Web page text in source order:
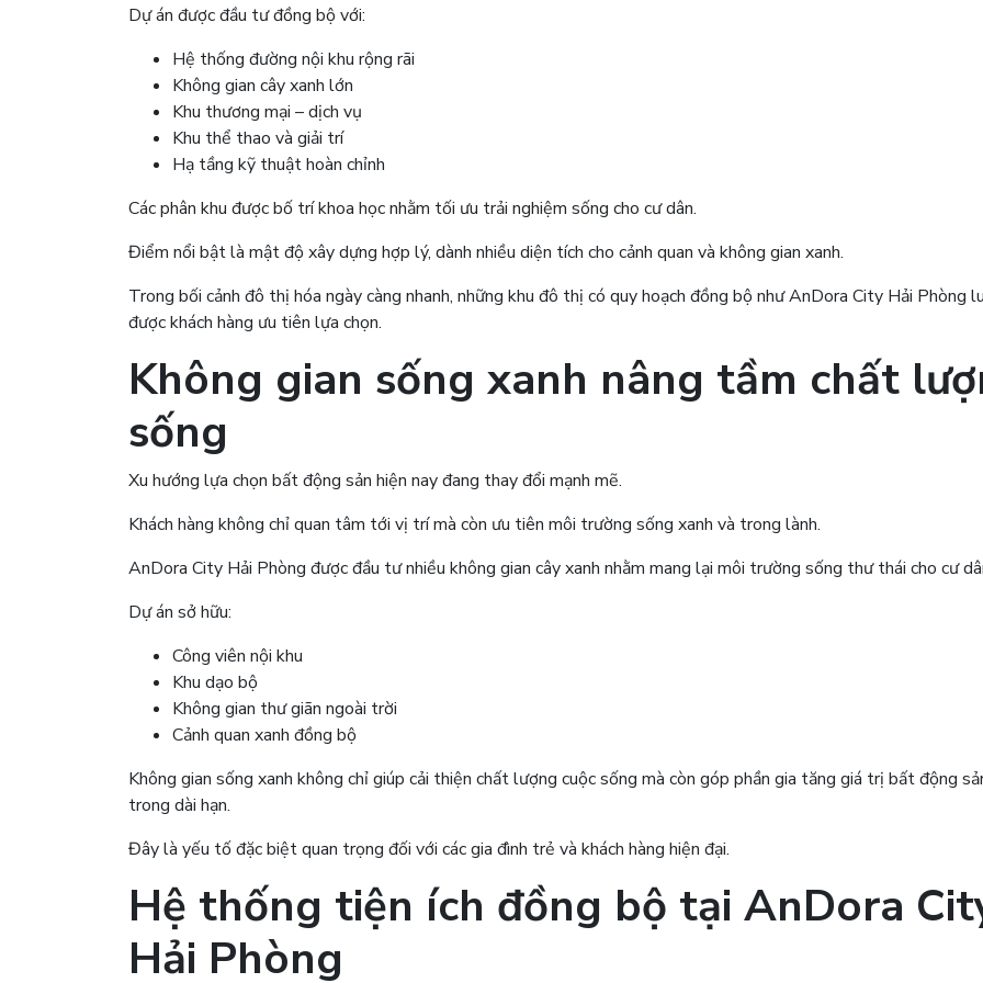
Dự án được đầu tư đồng bộ với:
Hệ thống đường nội khu rộng rãi
Không gian cây xanh lớn
Khu thương mại – dịch vụ
Khu thể thao và giải trí
Hạ tầng kỹ thuật hoàn chỉnh
Các phân khu được bố trí khoa học nhằm tối ưu trải nghiệm sống cho cư dân.
Điểm nổi bật là mật độ xây dựng hợp lý, dành nhiều diện tích cho cảnh quan và không gian xanh.
Trong bối cảnh đô thị hóa ngày càng nhanh, những khu đô thị có quy hoạch đồng bộ như AnDora City Hải Phòng
được khách hàng ưu tiên lựa chọn.
Không gian sống xanh nâng tầm chất
sống
Xu hướng lựa chọn bất động sản hiện nay đang thay đổi mạnh mẽ.
Khách hàng không chỉ quan tâm tới vị trí mà còn ưu tiên môi trường sống xanh và trong lành.
AnDora City Hải Phòng được đầu tư nhiều không gian cây xanh nhằm mang lại môi trường sống thư thái cho cư
Dự án sở hữu:
Công viên nội khu
Khu dạo bộ
Không gian thư giãn ngoài trời
Cảnh quan xanh đồng bộ
Không gian sống xanh không chỉ giúp cải thiện chất lượng cuộc sống mà còn góp phần gia tăng giá trị bất động
trong dài hạn.
Đây là yếu tố đặc biệt quan trọng đối với các gia đình trẻ và khách hàng hiện đại.
Hệ thống tiện ích đồng bộ tại AnDora
Hải Phòng